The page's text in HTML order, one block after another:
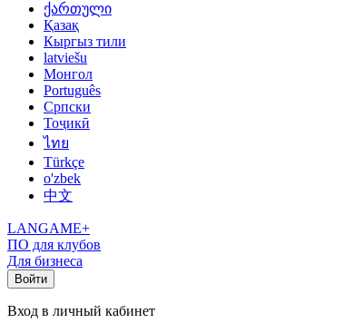
ქართული
Қазақ
Кыргыз тили
latviešu
Монгол
Português
Српски
Тоҷикӣ
ไทย
Türkçe
o'zbek
中文
LANGAME+
ПО для клубов
Для бизнеса
Войти
Вход в личный кабинет